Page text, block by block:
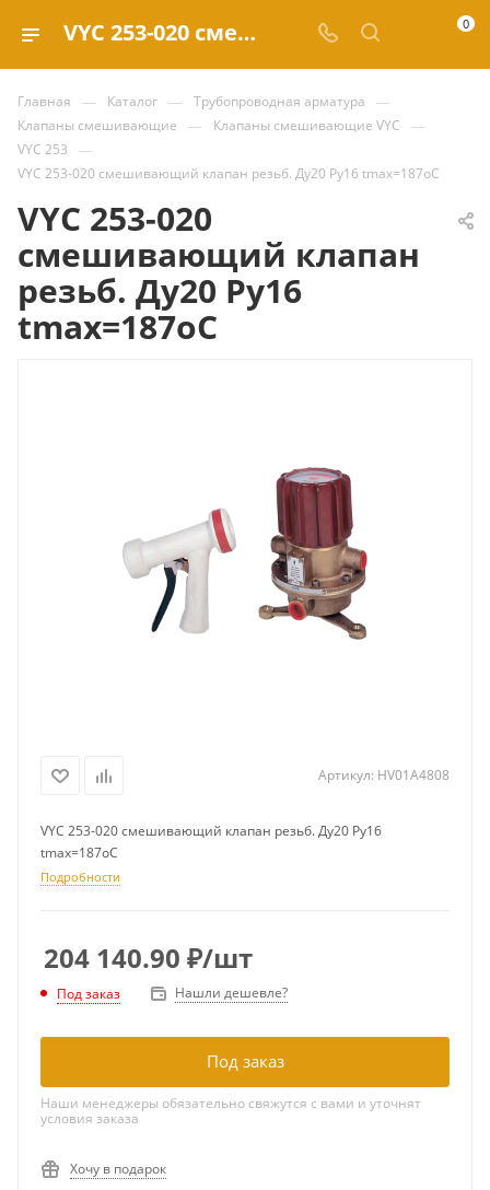
VYC 253-020 смешивающий клапан резьб. Ду20 Ру16 tmax=187oC купить за 204 140.90 ₽ | Valve.ru 0
Главная — Каталог — Трубопроводная арматура —
Клапаны смешивающие — Клапаны смешивающие VYC —
VYC 253 —
VYC 253-020 смешивающий клапан резьб. Ду20 Ру16 tmax=187oC
VYC 253-020
смешивающий клапан
резьб. Ду20 Ру16
tmax=187oC
Артикул: HV01A4808
VYC 253-020 смешивающий клапан резьб. Ду20 Ру16
tmax=187oC
Подробности
204 140.90 ₽/шт
Под заказ Нашли дешевле?
Под заказ
Наши менеджеры обязательно свяжутся с вами и уточнят
условия заказа
Хочу в подарок